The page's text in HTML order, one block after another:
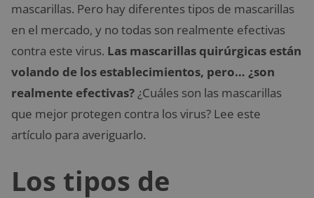
mascarillas. Pero hay diferentes tipos de mascarillas
en el mercado, y no todas son realmente efectivas
contra este virus. Las mascarillas quirúrgicas están
volando de los establecimientos, pero… ¿son
realmente efectivas?¿Cuáles son las mascarillas
que mejor protegen contra los virus? Lee este
artículo para averiguarlo.
Los tipos de